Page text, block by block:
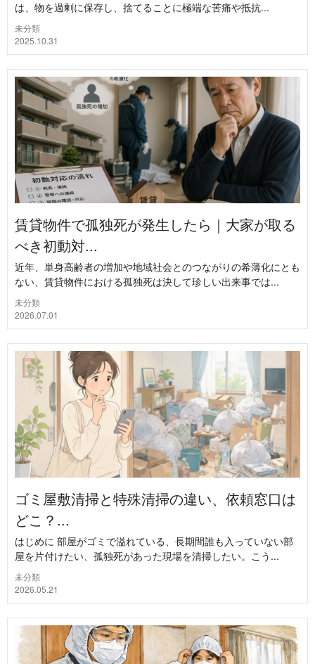
は、物を過剰に保存し、捨てることに極端な苦痛や抵抗...
未分類
2025.10.31
賃貸物件で孤独死が発生したら｜大家が取る
べき初動対...
近年、単身高齢者の増加や地域社会とのつながりの希薄化にとも
ない、賃貸物件における孤独死は決して珍しい出来事では...
未分類
2026.07.01
ゴミ屋敷清掃と特殊清掃の違い、依頼窓口は
どこ？...
はじめに 部屋がゴミで溢れている、長期間誰も入っていない部
屋を片付けたい、孤独死があった現場を清掃したい。こう...
未分類
2026.05.21